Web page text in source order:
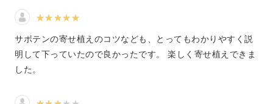
3色のコントラストがきれいになるものを選んでお届けし
バランスの良い配置のコツを学べば、初めての方も本格的
サボテンの寄せ植えのコツなども、とってもわかりやすく説
明して下っていたので良かったです。 楽しく寄せ植えできま
した。